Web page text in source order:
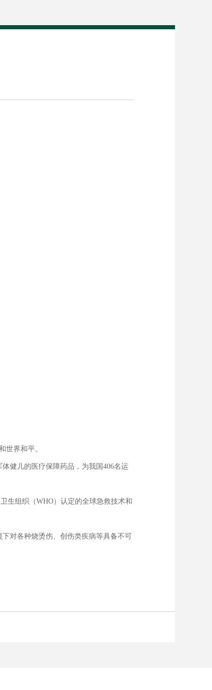
世界和平。
健儿的医疗保障药品，为我国406名运
生组织（WHO）认定的全球急救技术和
对各种烧烫伤、创伤类疾病等具备不可